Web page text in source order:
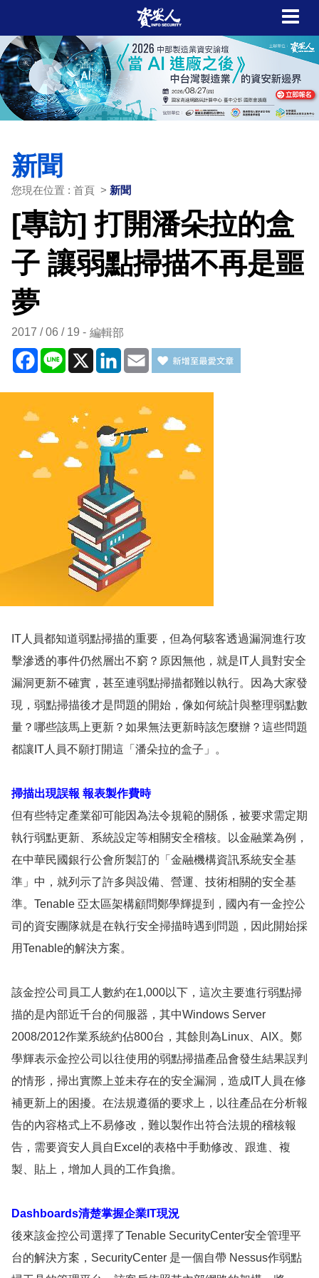
新聞
您現在位置 : 首頁 > 新聞
[專訪] 打開潘朵拉的盒
子 讓弱點掃描不再是噩
夢
2017 / 06 / 19 編輯部
Facebook
Line X LinkedIn
Email
IT人員都知道弱點掃描的重要，但為何駭客透過漏洞進行攻
擊滲透的事件仍然層出不窮？原因無他，就是IT人員對安全
漏洞更新不確實，甚至連弱點掃描都難以執行。因為大家發
現，弱點掃描後才是問題的開始，像如何統計與整理弱點數
量？哪些該馬上更新？如果無法更新時該怎麼辦？這些問題
都讓IT人員不願打開這「潘朵拉的盒子」。
掃描出現誤報 報表製作費時
但有些特定產業卻可能因為法令規範的關係，被要求需定期
執行弱點更新、系統設定等相關安全稽核。以金融業為例，
在中華民國銀行公會所製訂的「金融機構資訊系統安全基
準」中，就列示了許多與設備、營運、技術相關的安全基
準。Tenable 亞太區架構顧問鄭學輝提到，國內有一金控公
司的資安團隊就是在執行安全掃描時遇到問題，因此開始採
用Tenable的解決方案。
該金控公司員工人數約在1,000以下，這次主要進行弱點掃
描的是內部近千台的伺服器，其中Windows Server
2008/2012作業系統約佔800台，其餘則為Linux、AIX。鄭
學輝表示金控公司以往使用的弱點掃描產品會發生結果誤判
的情形，掃出實際上並未存在的安全漏洞，造成IT人員在修
補更新上的困擾。在法規遵循的要求上，以往產品在分析報
告的內容格式上不易修改，難以製作出符合法規的稽核報
告，需要資安人員自Excel的表格中手動修改、跟進、複
製、貼上，增加人員的工作負擔。
Dashboards清楚掌握企業IT現況
後來該金控公司選擇了Tenable SecurityCenter安全管理平
台的解決方案，SecurityCenter 是一個自帶 Nessus作弱點